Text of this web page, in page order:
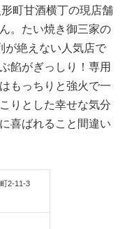
町甘酒横丁の現店舗
。たい焼き御三家の
が絶えない人気店で
餡がぎっしり！専用
もっちりと強火で一
りとした幸せな気分
喜ばれること間違い
2-11-3